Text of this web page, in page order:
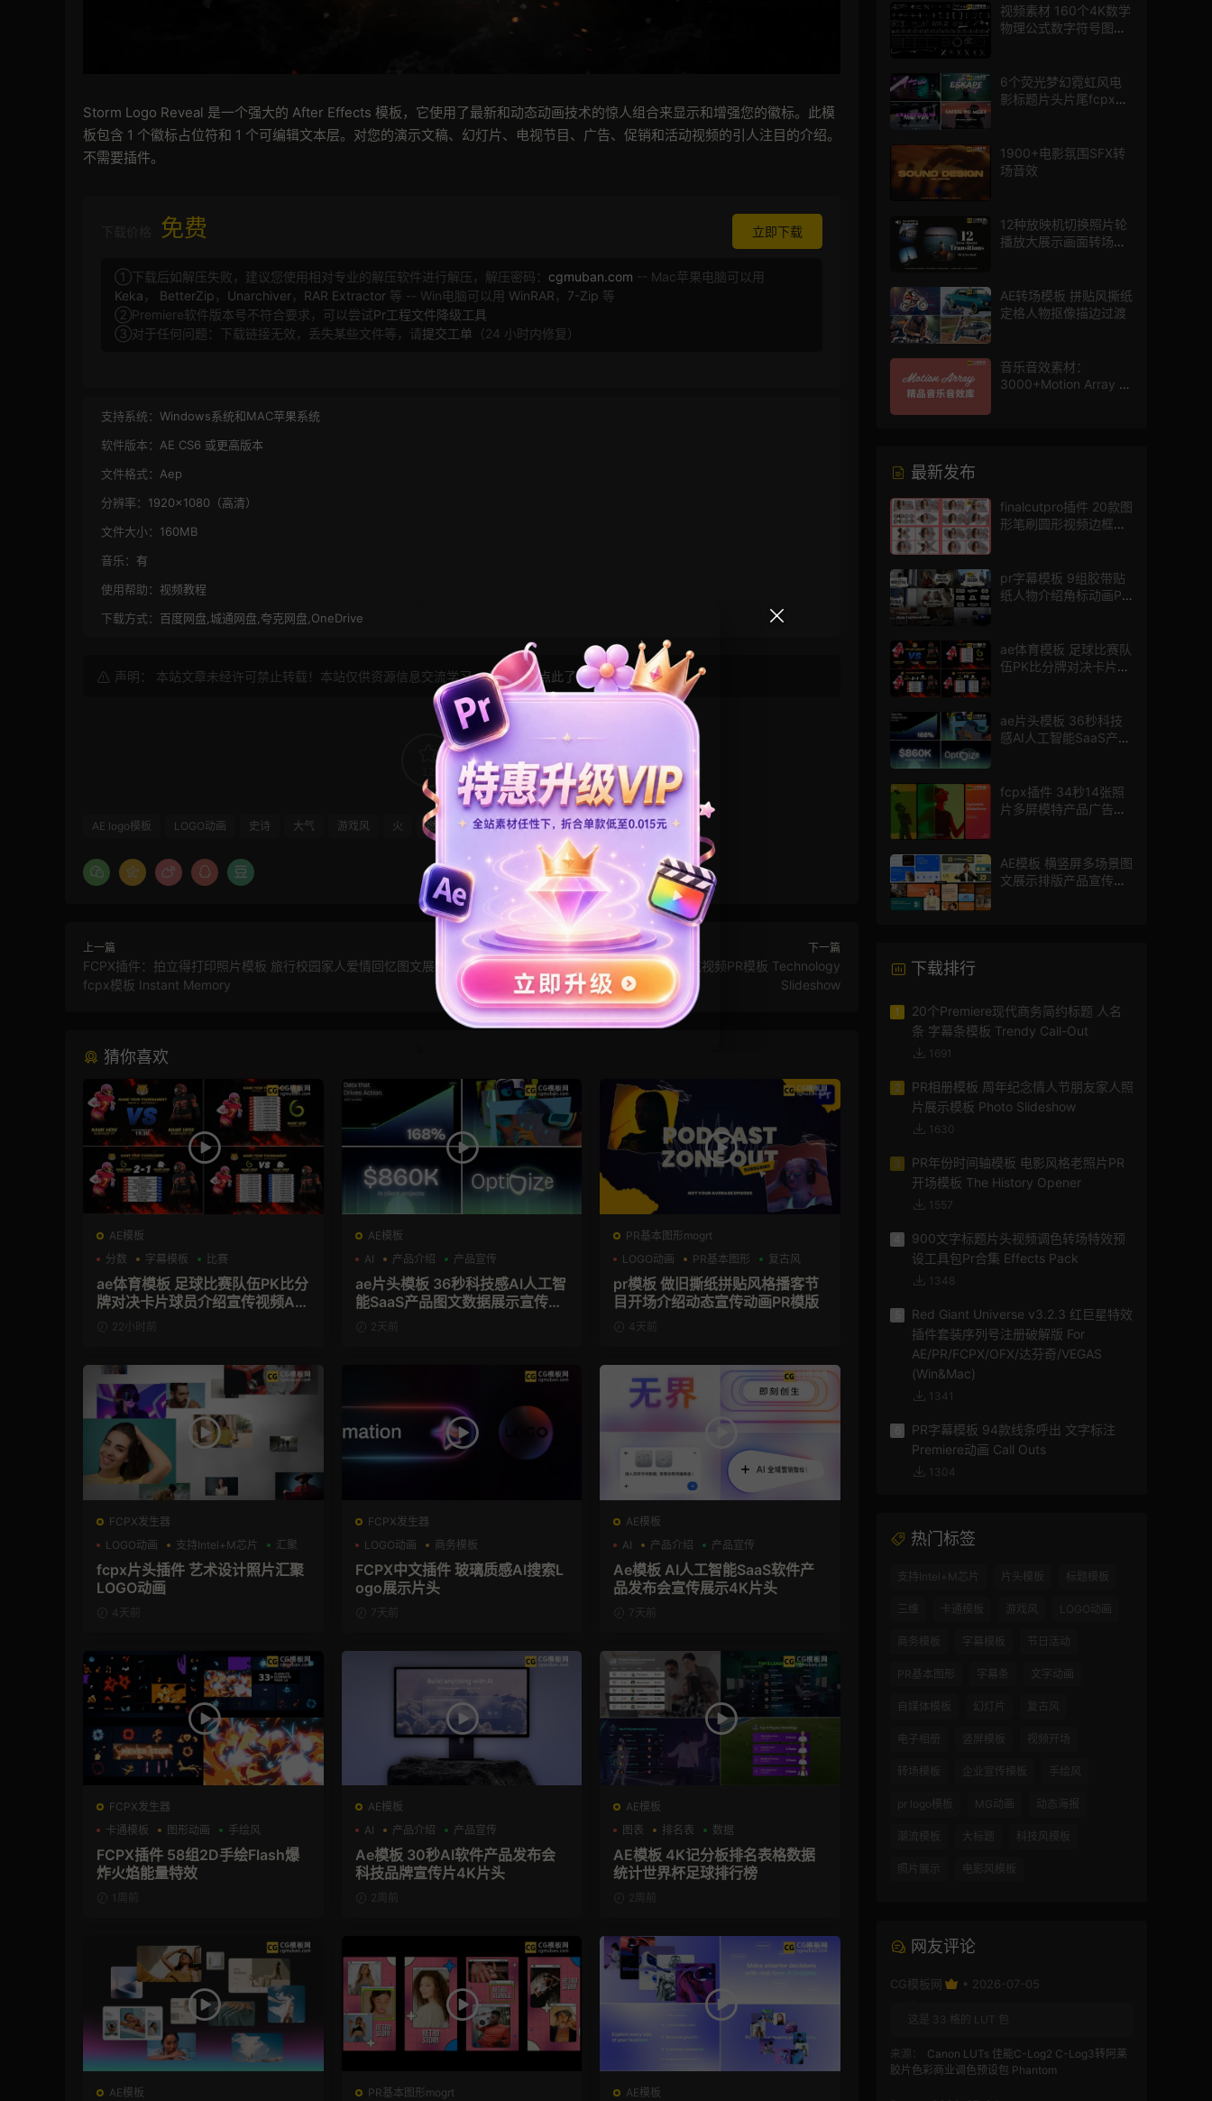
Storm Logo Reveal 是一个强大的 After Effects 模板，它使用了最新和动态动画技术的惊人组合来显示和增强您的徽标。此模
板包含 1 个徽标占位符和 1 个可编辑文本层。对您的演示文稿、幻灯片、电视节目、广告、促销和活动视频的引人注目的介绍。
不需要插件。
免费 立即下载
①下载后如解压失败，建议您使用相对专业的解压软件进行解压，解压密码： cgmuban.com -- Mac苹果电脑可以用
Keka ， BetterZip ， Unarchiver， RAR Extractor 等 -- Win电脑可以用 WinRAR ， 7-Zip 等
②Premiere软件版本号不符合要求，可以尝试Pr工程文件降级工具
③对于任何问题：下载链接无效，丢失某些文件等，请提交工单 （24 小时内修复）
支持系统： Windows系统和MAC苹果系统
软件版本： AE CS6 或更高版本
文件格式： Aep
分辨率： 1920×1080（高清）
文件大小： 160MB
音乐： 有
使用帮助： 视频教程
下载方式： 百度网盘,城通网盘,夸克网盘,OneDrive
声明： 本站文章未经许可禁止转载！本站仅供资源信息交流学习， 版权说明点此了解！
0
AE logo模板 LOGO动画 史诗 大气 游戏风 火 燃烧 片头模板 金属
上一篇
FCPX插件：拍立得打印照片模板 旅行校园家人爱情回忆图文展示
fcpx模板 Instant Memory
下一篇
PR科技幻灯片 1分钟磨玻璃背景赛博朋克视频PR模板 Technology
Slideshow
猜你喜欢
AE模板
分数
字幕模板 比赛
ae体育模板 足球比赛队伍PK比分
牌对决卡片球员介绍宣传视频AE
22小时前
AE模板
AI
产品介绍 产品宣传
ae片头模板 36秒科技感AI人工智
能SaaS产品图文数据展示宣传视
频AE模板
2天前
PR基本图形mogrt
LOGO动画
PR基本图形 复古风
pr模板 做旧撕纸拼贴风格播客节
目开场介绍动态宣传动画PR模版
4天前
FCPX发生器
LOGO动画
支持Intel+M芯片 汇聚
fcpx片头插件 艺术设计照片汇聚
LOGO动画
4天前
FCPX发生器
LOGO动画
商务模板
支持Intel+M芯片
FCPX中文插件 玻璃质感AI搜索L
ogo展示片头
7天前
AE模板
AI
产品介绍 产品宣传
Ae模板 AI人工智能SaaS软件产
品发布会宣传展示4K片头
7天前
FCPX发生器
卡通模板
图形动画 手绘风
FCPX插件 58组2D手绘Flash爆
炸火焰能量特效
1周前
AE模板
AI
产品介绍 产品宣传
Ae模板 30秒AI软件产品发布会
科技品牌宣传片4K片头
2周前
AE模板
图表
排名表 数据
AE模板 4K记分板排名表格数据
统计世界杯足球排行榜
2周前
AE模板 PR基本图形mogrt AE模板
视频素材 160个4K数学
物理公式数字符号图标
6个荧光梦幻霓虹风电
影标题片头片尾fcpx插
1900+电影氛围SFX转
场音效
12种放映机切换照片轮
播放大展示画面转场动
AE转场模板 拼贴风撕纸
定格人物抠像描边过渡
音乐音效素材：
3000+Motion Array 影
最新发布
finalcutpro插件 20款图
形笔刷圆形视频边框遮
pr字幕模板 9组胶带贴
纸人物介绍角标动画PR
ae体育模板 足球比赛队
伍PK比分牌对决卡片球
ae片头模板 36秒科技
感AI人工智能SaaS产品
fcpx插件 34秒14张照
片多屏模特产品广告宣
AE模板 横竖屏多场景图
文展示排版产品宣传视
下载排行
1
20个Premiere现代商务简约标题 人名
条 字幕条模板 Trendy Call-Out
1691
2
PR相册模板 周年纪念情人节朋友家人照
片展示模板 Photo Slideshow
1630
3
PR年份时间轴模板 电影风格老照片PR
开场模板 The History Opener
1557
900文字标题片头视频调色转场特效预
设工具包Pr合集 Effects Pack
1348
Red Giant Universe v3.2.3 红巨星特效
插件套装序列号注册破解版 For
AE/PR/FCPX/OFX/达芬奇/VEGAS
(Win&Mac)
1341
PR字幕模板 94款线条呼出 文字标注
Premiere动画 Call Outs
1304
热门标签
支持Intel+M芯片 片头模板 标题模板
三维 卡通模板 游戏风 LOGO动画
商务模板 字幕模板 节日活动
PR基本图形 字幕条 文字动画
自媒体模板 幻灯片 复古风
电子相册 竖屏模板 视频开场
转场模板 企业宣传模板 手绘风
pr logo模板 MG动画 动态海报
潮流模板 大标题 科技风模板
照片展示 电影风模板
网友评论
CG模板网 • 2026-07-05
这是 33 格的 LUT 包
来源：
Canon LUTs 佳能C-Log2 C-Log3转阿莱
胶片色彩商业调色预设包 Phantom